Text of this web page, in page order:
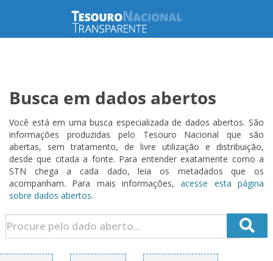
Busca em dados abertos
Você está em uma busca especializada de dados abertos. São
informações produzidas pelo Tesouro Nacional que são
abertas, sem tratamento, de livre utilização e distribuição,
desde que citada a fonte. Para entender exatamente como a
STN chega a cada dado, leia os metadados que os
acompanham. Para mais informações,acesse esta página
sobre dados abertos.